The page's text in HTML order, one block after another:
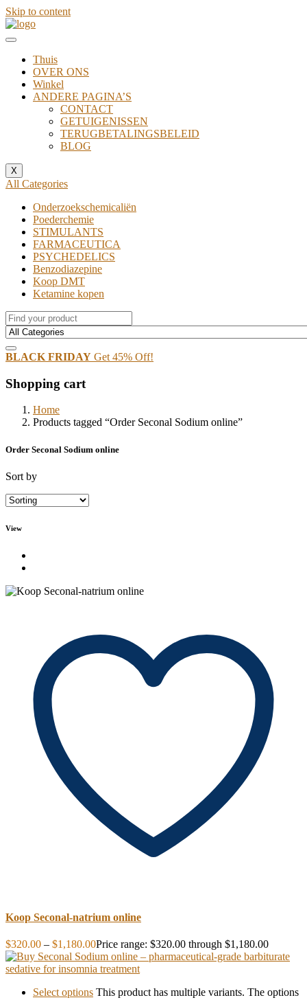
Skip to content
Thuis
OVER ONS
Winkel
ANDERE PAGINA’S
CONTACT
GETUIGENISSEN
TERUGBETALINGSBELEID
BLOG
X
All Categories
Onderzoekschemicaliën
Poederchemie
STIMULANTS
FARMACEUTICA
PSYCHEDELICS
Benzodiazepine
Koop DMT
Ketamine kopen
BLACK FRIDAY Get 45% Off!
Shopping cart
Home
Products tagged “Order Seconal Sodium online”
Order Seconal Sodium online
Sort by
View
Koop Seconal-natrium online
$320.00 – $1,180.00Price range: $320.00 through $1,180.00
Select options This product has multiple variants. The options